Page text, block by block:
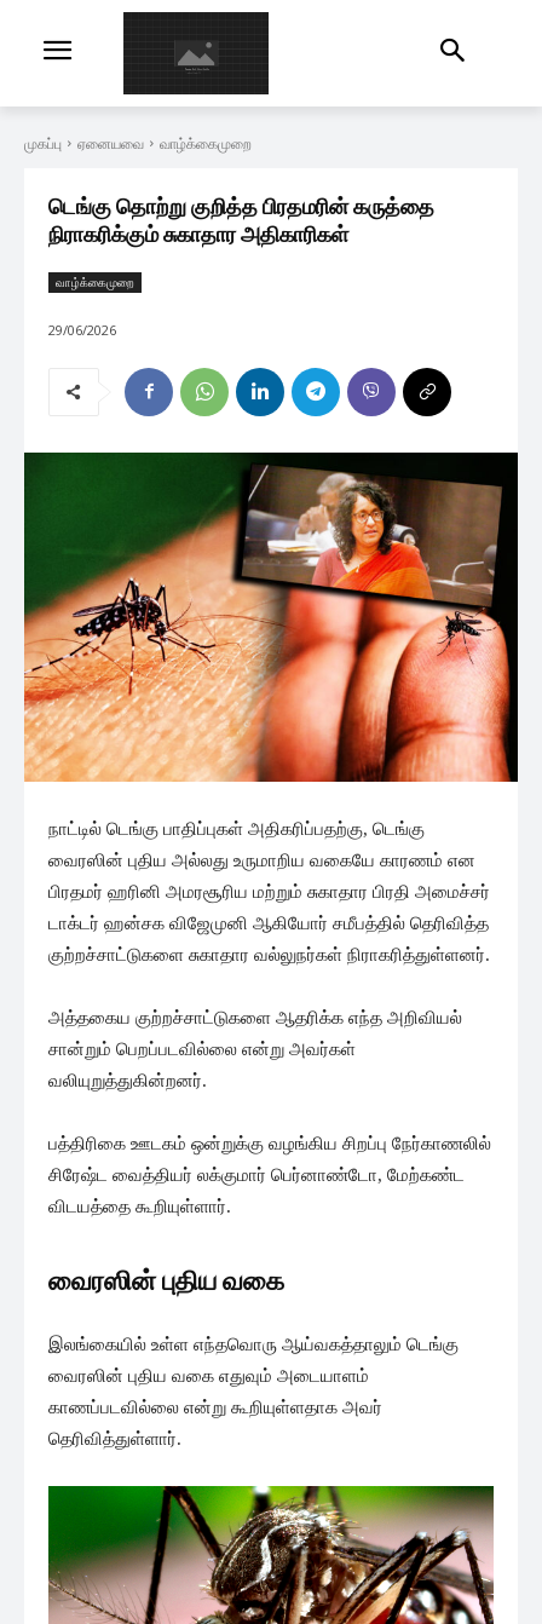
முகப்பு ஏனையவை வாழ்க்கைமுறை
டெங்கு தொற்று குறித்த பிரதமரின் கருத்தை
நிராகரிக்கும் சுகாதார அதிகாரிகள்
வாழ்க்கைமுறை
29/06/2026
நாட்டில் டெங்கு பாதிப்புகள் அதிகரிப்பதற்கு, டெங்கு
வைரஸின் புதிய அல்லது உருமாறிய வகையே காரணம் என
பிரதமர் ஹரினி அமரசூரிய மற்றும் சுகாதார பிரதி அமைச்சர்
டாக்டர் ஹன்சக விஜேமுனி ஆகியோர் சமீபத்தில் தெரிவித்த
குற்றச்சாட்டுகளை சுகாதார வல்லுநர்கள் நிராகரித்துள்ளனர்.
அத்தகைய குற்றச்சாட்டுகளை ஆதரிக்க எந்த அறிவியல்
சான்றும் பெறப்படவில்லை என்று அவர்கள்
வலியுறுத்துகின்றனர்.
பத்திரிகை ஊடகம் ஒன்றுக்கு வழங்கிய சிறப்பு நேர்காணலில்
சிரேஷ்ட வைத்தியர் லக்குமார் பெர்னாண்டோ, மேற்கண்ட
விடயத்தை கூறியுள்ளார்.
வைரஸின் புதிய வகை
இலங்கையில் உள்ள எந்தவொரு ஆய்வகத்தாலும் டெங்கு
வைரஸின் புதிய வகை எதுவும் அடையாளம்
காணப்படவில்லை என்று கூறியுள்ளதாக அவர்
தெரிவித்துள்ளார்.